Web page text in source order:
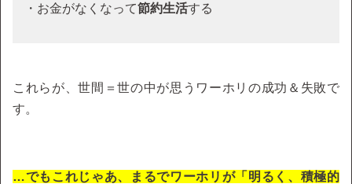
・お金がなくなって節約生活する
これらが、世間＝世の中が思うワーホリの成功＆失敗で
す。
…でもこれじゃあ、まるでワーホリが「明るく、積極的